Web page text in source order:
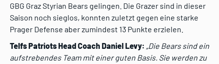
GBG Graz Styrian Bears gelingen. Die Grazer sind in dieser
Saison noch sieglos, konnten zuletzt gegen eine starke
Prager Defense aber zumindest 13 Punkte erzielen.
Telfs Patriots Head Coach Daniel Levy: „Die Bears sind ein
aufstrebendes Team mit einer guten Basis. Sie werden zu